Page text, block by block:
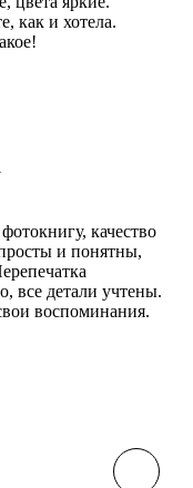
как и хотела.
качество
и понятны,
все детали учтены.
воспоминания.